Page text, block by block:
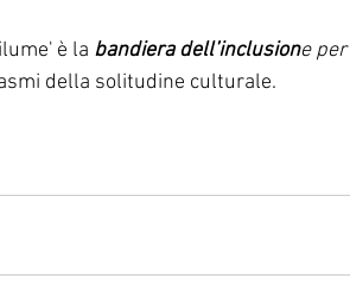
è la bandiera dell’inclusione per
della solitudine culturale.